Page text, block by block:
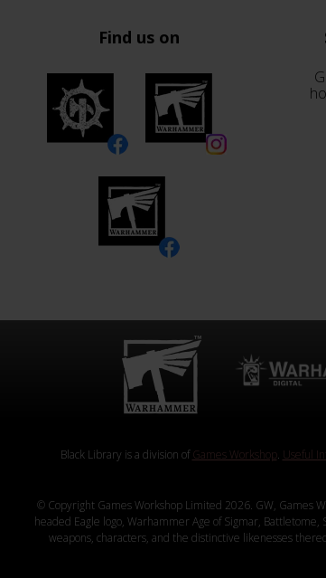
Find us on
Black Library is a division ofGames Workshop. Useful
© Copyright Games Workshop Limited 2026. GW, Games
headed Eagle logo, Warhammer Age of Sigmar, Battletome,
weapons, characters, and the distinctive likenesses